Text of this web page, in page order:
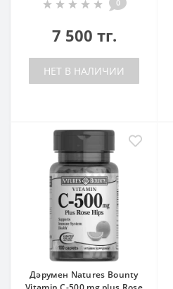
0
7 500 тг.
НЕТ В НАЛИЧИИ
Дәрумен Natures Bounty